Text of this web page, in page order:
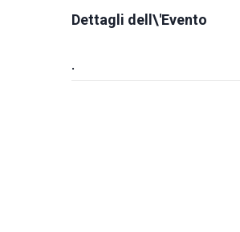
Dettagli dell\'Evento
.